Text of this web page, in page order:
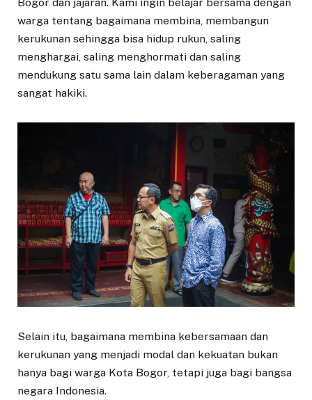
warga tentang bagaimana membina, membangun
kerukunan sehingga bisa hidup rukun, saling
menghargai, saling menghormati dan saling
mendukung satu sama lain dalam keberagaman yang
sangat hakiki.
Selain itu, bagaimana membina kebersamaan dan
kerukunan yang menjadi modal dan kekuatan bukan
hanya bagi warga Kota Bogor, tetapi juga bagi bangsa
negara Indonesia.